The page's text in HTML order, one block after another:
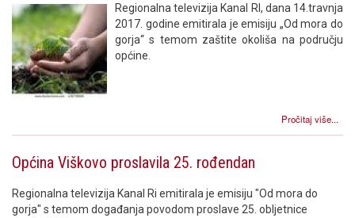
Regionalna televizija Kanal RI, dana 14.travnja
2017. godine emitirala je emisiju „Od mora do
gorja“ s temom zaštite okoliša na području
općine.
Pročitaj više...
Općina Viškovo proslavila 25. rođendan
Regionalna televizija Kanal Ri emitirala je emisiju "Od mora do
gorja" s temom događanja povodom proslave 25. obljetnice